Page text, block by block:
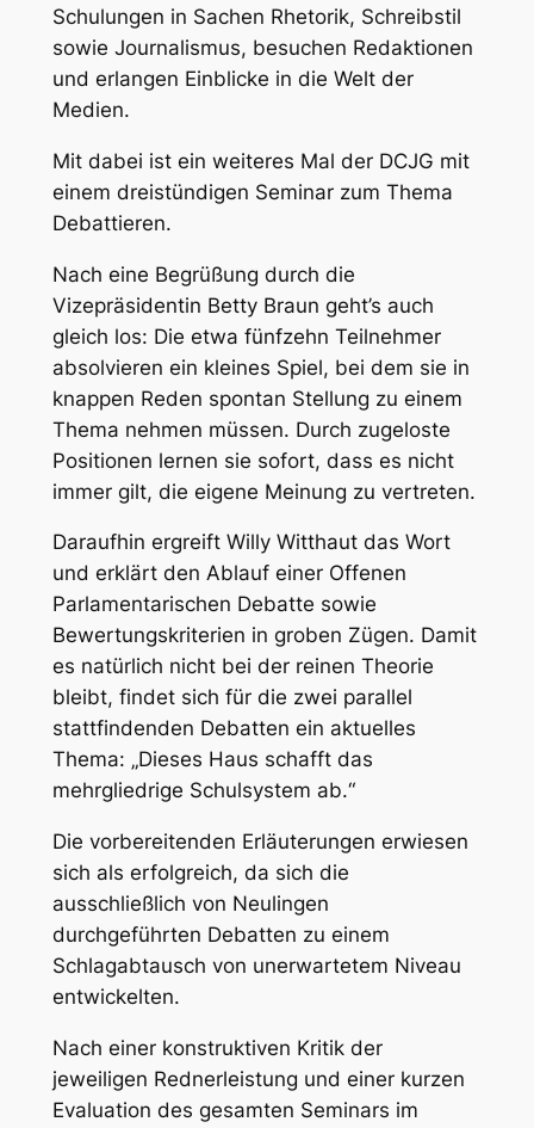
Schulungen in Sachen Rhetorik, Schreibstil
sowie Journalismus, besuchen Redaktionen
und erlangen Einblicke in die Welt der
Medien.
Mit dabei ist ein weiteres Mal der DCJG mit
einem dreistündigen Seminar zum Thema
Debattieren.
Nach eine Begrüßung durch die
Vizepräsidentin Betty Braun geht’s auch
gleich los: Die etwa fünfzehn Teilnehmer
absolvieren ein kleines Spiel, bei dem sie in
knappen Reden spontan Stellung zu einem
Thema nehmen müssen. Durch zugeloste
Positionen lernen sie sofort, dass es nicht
immer gilt, die eigene Meinung zu vertreten.
Daraufhin ergreift Willy Witthaut das Wort
und erklärt den Ablauf einer Offenen
Parlamentarischen Debatte sowie
Bewertungskriterien in groben Zügen. Damit
es natürlich nicht bei der reinen Theorie
bleibt, findet sich für die zwei parallel
stattfindenden Debatten ein aktuelles
Thema: „Dieses Haus schafft das
mehrgliedrige Schulsystem ab.“
Die vorbereitenden Erläuterungen erwiesen
sich als erfolgreich, da sich die
ausschließlich von Neulingen
durchgeführten Debatten zu einem
Schlagabtausch von unerwartetem Niveau
entwickelten.
Nach einer konstruktiven Kritik der
jeweiligen Rednerleistung und einer kurzen
Evaluation des gesamten Seminars im